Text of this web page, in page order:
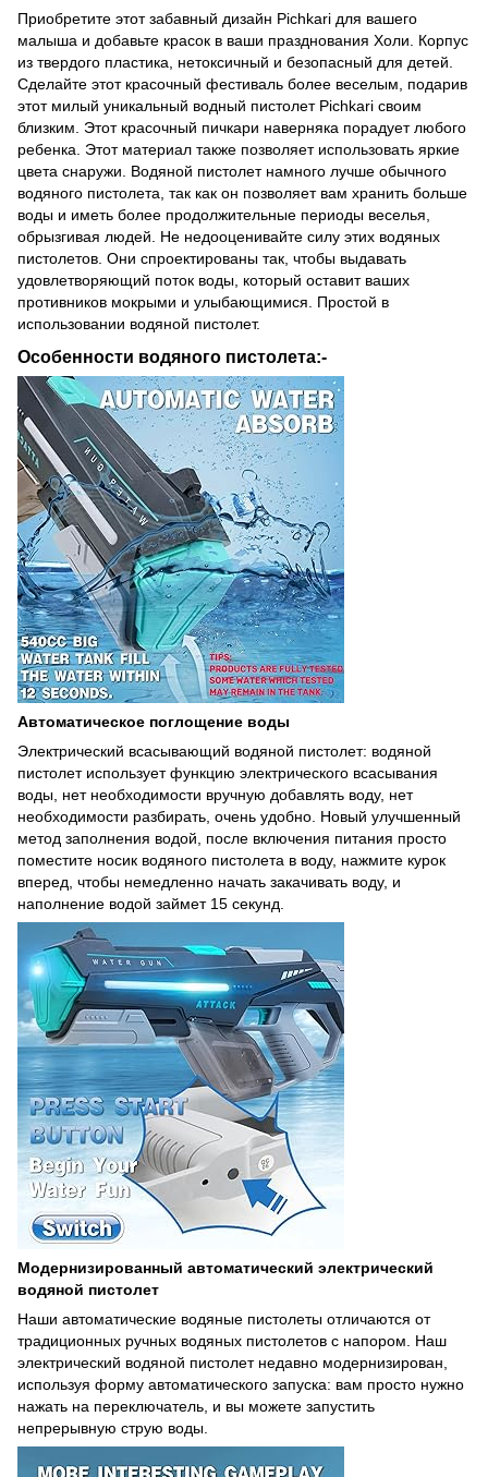
Приобретите этот забавный дизайн Pichkari для вашего
малыша и добавьте красок в ваши празднования Холи. Корпус
из твердого пластика, нетоксичный и безопасный для детей.
Сделайте этот красочный фестиваль более веселым, подарив
этот милый уникальный водный пистолет Pichkari своим
близким. Этот красочный пичкари наверняка порадует любого
ребенка. Этот материал также позволяет использовать яркие
цвета снаружи. Водяной пистолет намного лучше обычного
водяного пистолета, так как он позволяет вам хранить больше
воды и иметь более продолжительные периоды веселья,
обрызгивая людей. Не недооценивайте силу этих водяных
пистолетов. Они спроектированы так, чтобы выдавать
удовлетворяющий поток воды, который оставит ваших
противников мокрыми и улыбающимися. Простой в
использовании водяной пистолет.
Особенности водяного пистолета:-
Автоматическое поглощение воды
Электрический всасывающий водяной пистолет: водяной
пистолет использует функцию электрического всасывания
воды, нет необходимости вручную добавлять воду, нет
необходимости разбирать, очень удобно. Новый улучшенный
метод заполнения водой, после включения питания просто
поместите носик водяного пистолета в воду, нажмите курок
вперед, чтобы немедленно начать закачивать воду, и
наполнение водой займет 15 секунд.
Модернизированный автоматический электрический
водяной пистолет
Наши автоматические водяные пистолеты отличаются от
традиционных ручных водяных пистолетов с напором. Наш
электрический водяной пистолет недавно модернизирован,
используя форму автоматического запуска: вам просто нужно
нажать на переключатель, и вы можете запустить
непрерывную струю воды.